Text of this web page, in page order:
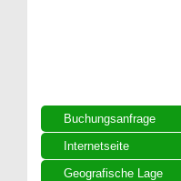
Buchungsanfrage
Internetseite
Geografische Lage